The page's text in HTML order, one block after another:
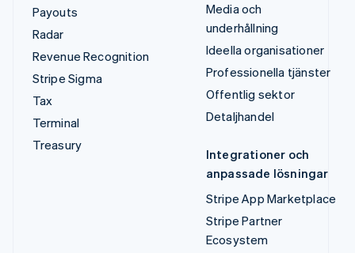
Payouts
Radar
Revenue Recognition
Stripe Sigma
Tax
Terminal
Treasury
Media och
underhållning
Ideella organisationer
Professionella tjänster
Offentlig sektor
Detaljhandel
Integrationer och
anpassade lösningar
Stripe App Marketplace
Stripe Partner
Ecosystem